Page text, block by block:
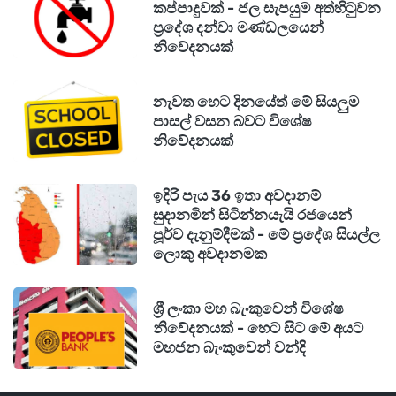
කප්පාදුවක් - ජල සැපයුම අත්හිටුවන
ප්‍රදේශ දන්වා මණ්ඩලයෙන්
නිවේදනයක්
නැවත හෙට දිනයේත් මේ සියලුම
පාසල් වසන බවට විශේෂ
නිවේදනයක්
ඉදිරි පැය 36 ඉතා අවදානම්
සුදානමින් සිටින්නයැයි රජයෙන්
පූර්ව දැනුම්දීමක් - මේ ප්‍රදේශ සියල්ල
ලොකු අවදානමක
ශ්‍රී ලංකා මහ බැංකුවෙන් විශේෂ
නිවේදනයක් - හෙට සිට මේ අයට
මහජන බැංකුවෙන් වන්දි